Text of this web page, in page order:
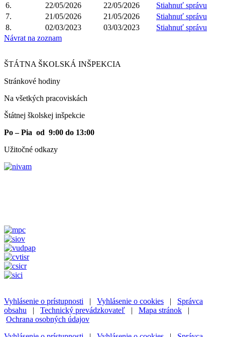
6.
22/05/2026 22/05/2026
Stiahnuť správu
7.
21/05/2026 21/05/2026
Stiahnuť správu
8.
02/03/2023 03/03/2023
Stiahnuť správu
Návrat na zoznam
ŠTÁTNA ŠKOLSKÁ INŠPEKCIA
Stránkové hodiny​
Na všetkých pracoviskách
Štátnej školskej inšpekcie
Po – Pia od 9:00 do 13:00
Užitočné odkazy
Vyhlásenie o prístupnosti | Vyhlásenie o cookies | Správca
obsahu | Technický prevádzkovateľ | Mapa stránok |
Ochrana osobných údajov